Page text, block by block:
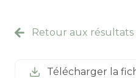
NOS
NOS
Retour aux résultats
Télécharger la